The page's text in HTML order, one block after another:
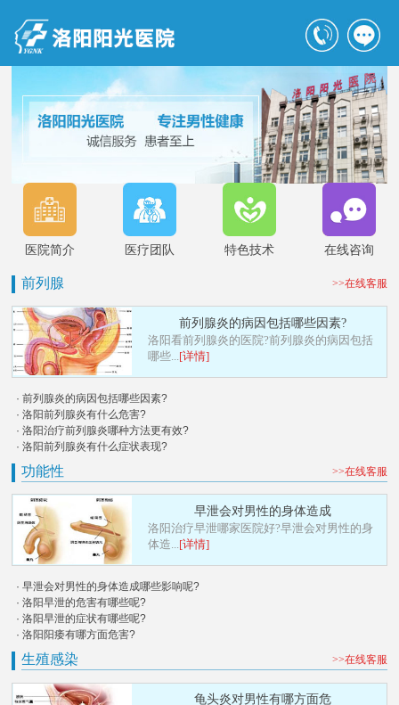
医院简介 医疗团队 特色技术 在线咨询
前列腺 >>在线客服
前列腺炎的病因包括哪些因素?
洛阳看前列腺炎的医院?前列腺炎的病因包括
哪些...[详情]
· 前列腺炎的病因包括哪些因素?
· 洛阳前列腺炎有什么危害?
· 洛阳治疗前列腺炎哪种方法更有效?
· 洛阳前列腺炎有什么症状表现?
功能性 >>在线客服
早泄会对男性的身体造成
洛阳治疗早泄哪家医院好?早泄会对男性的身
体造...[详情]
· 早泄会对男性的身体造成哪些影响呢?
· 洛阳早泄的危害有哪些呢?
· 洛阳早泄的症状有哪些呢?
· 洛阳阳痿有哪方面危害?
生殖感染 >>在线客服
龟头炎对男性有哪方面危